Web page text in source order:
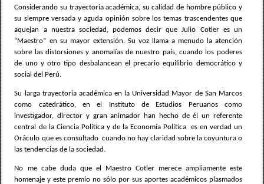
Considerando su trayectoria académica, su calidad de hombre público y
su siempre versada y aguda opinión sobre los temas trascendentes que
aquejan a nuestra sociedad, podemos decir que Julio Cotler es un
“Maestro” en su mayor extensión. Su voz llama a menudo la atención
sobre las distorsiones y anomalías de nuestro país, cuando los poderes
de uno y otro tipo desbalancean el precario equilibrio democrático y
social del Perú.
Su larga trayectoria académica en la Universidad Mayor de San Marcos
como catedrático, en el Instituto de Estudios Peruanos como
investigador, director y gran animador han hecho de él un referente
central de la Ciencia Política y de la Economía Política
es en verdad un
Oráculo que es consultado cuando no hay claridad sobre la coyuntura o
las tendencias de la sociedad.
No me cabe duda que el Maestro Cotler merece ampliamente este
homenaje y este premio no sólo por sus aportes académicos plasmados